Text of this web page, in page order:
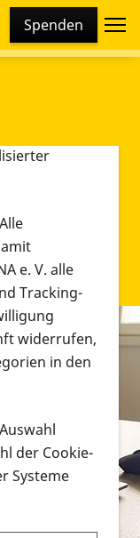
Spenden
und
und
e. V. alle
Tracking-
widerrufen,
in den
der Cookie-
Systeme